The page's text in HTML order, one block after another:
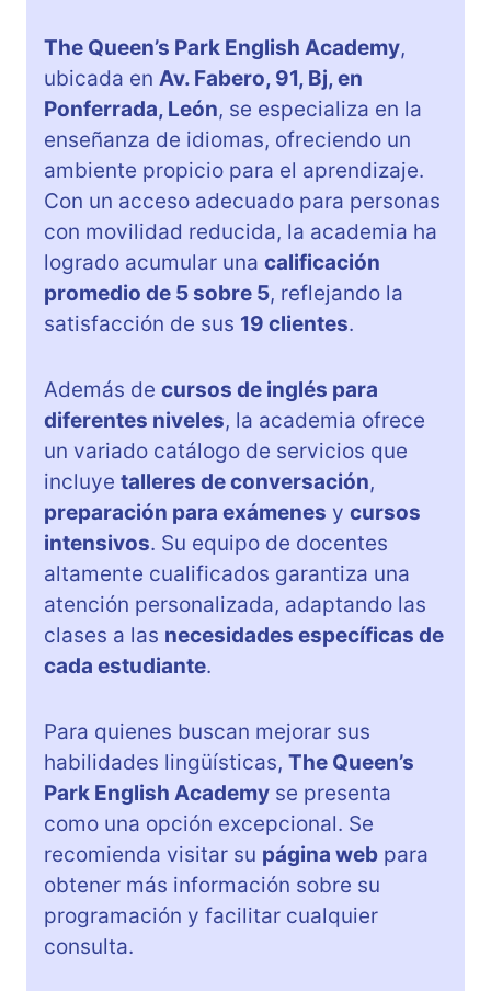
The Queen’s Park English Academy,
ubicada en Av. Fabero, 91, Bj, en
Ponferrada, León, se especializa en la
enseñanza de idiomas, ofreciendo un
ambiente propicio para el aprendizaje.
Con un acceso adecuado para personas
con movilidad reducida, la academia ha
logrado acumular una calificación
promedio de 5 sobre 5, reflejando la
satisfacción de sus 19 clientes.
Además de cursos de inglés para
diferentes niveles, la academia ofrece
un variado catálogo de servicios que
incluye talleres de conversación,
preparación para exámenes y cursos
intensivos. Su equipo de docentes
altamente cualificados garantiza una
atención personalizada, adaptando las
clases a las necesidades específicas de
cada estudiante.
Para quienes buscan mejorar sus
habilidades lingüísticas, The Queen’s
Park English Academy se presenta
como una opción excepcional. Se
recomienda visitar su página web para
obtener más información sobre su
programación y facilitar cualquier
consulta.